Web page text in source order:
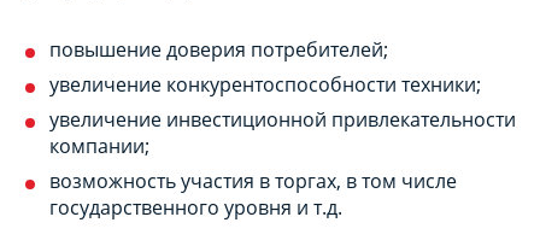
повышение доверия потребителей;
увеличение конкурентоспособности техники;
увеличение инвестиционной привлекательности
компании;
возможность участия в торгах, в том числе
государственного уровня и т.д.